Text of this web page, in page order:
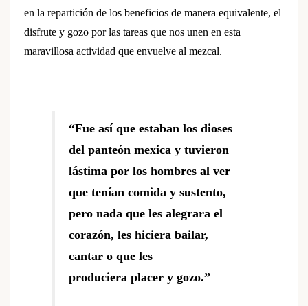
en la repartición de los beneficios de manera equivalente, el
disfrute y gozo por las tareas que nos unen en esta
maravillosa actividad que envuelve al mezcal.
“Fue así que estaban los dioses
del panteón mexica y tuvieron
lástima por los hombres al ver
que tenían comida y sustento,
pero nada que les alegrara el
corazón, les hiciera bailar,
cantar o que les
produciera placer y gozo.”